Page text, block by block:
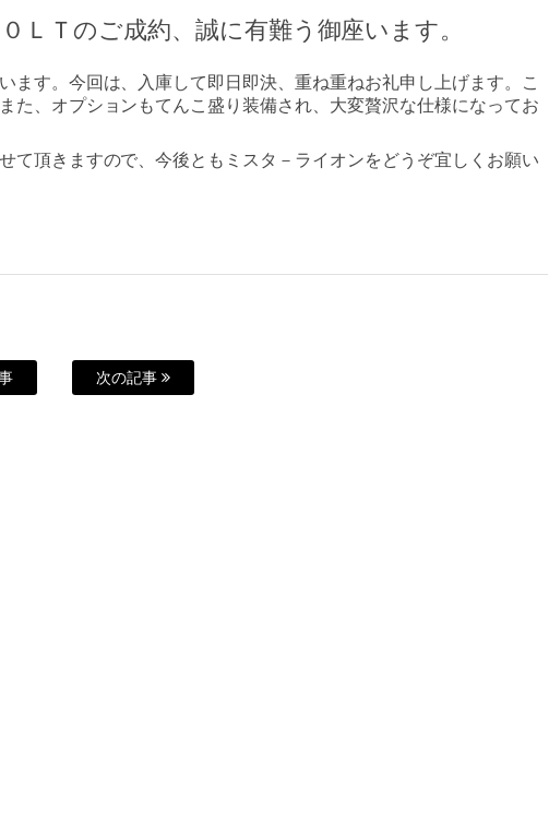
Ｔのご成約、誠に有難う御座います。
ます。今回は、入庫して即日即決、重ね重ねお礼申し上げます。こ
た、オプションもてんこ盛り装備され、大変贅沢な仕様になってお
て頂きますので、今後ともミスタ－ライオンをどうぞ宜しくお願い
次の記事